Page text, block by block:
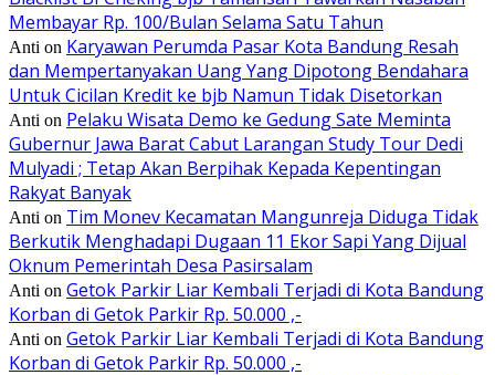
Membayar Rp. 100/Bulan Selama Satu Tahun
Anti on Karyawan Perumda Pasar Kota Bandung Resah
dan Mempertanyakan Uang Yang Dipotong Bendahara
Untuk Cicilan Kredit ke bjb Namun Tidak Disetorkan
Anti on Pelaku Wisata Demo ke Gedung Sate Meminta
Gubernur Jawa Barat Cabut Larangan Study Tour Dedi
Mulyadi ; Tetap Akan Berpihak Kepada Kepentingan
Rakyat Banyak
Anti on Tim Monev Kecamatan Mangunreja Diduga Tidak
Berkutik Menghadapi Dugaan 11 Ekor Sapi Yang Dijual
Oknum Pemerintah Desa Pasirsalam
Anti on Getok Parkir Liar Kembali Terjadi di Kota Bandung
Korban di Getok Parkir Rp. 50.000 ,-
Anti on Getok Parkir Liar Kembali Terjadi di Kota Bandung
Korban di Getok Parkir Rp. 50.000 ,-